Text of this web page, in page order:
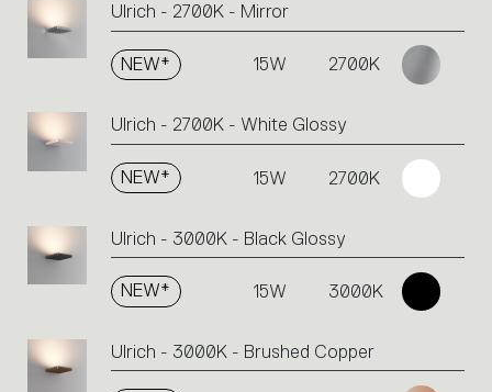
action.
Ulrich - 2700K - Mirror
NEW* 15W 2700K
Ulrich - 2700K - White Glossy
NEW* 15W 2700K
Ulrich - 3000K - Black Glossy
NEW* 15W 3000K
Ulrich - 3000K - Brushed Copper